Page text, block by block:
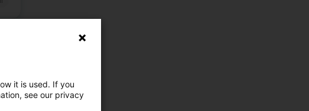
it is used. If you
see our privacy